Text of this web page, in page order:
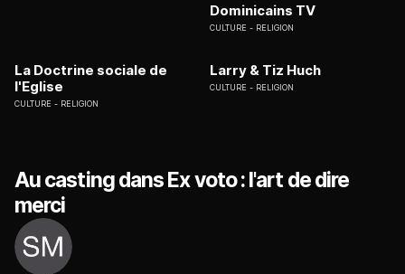
Dominicains TV
CULTURE RELIGION
La Doctrine sociale de
l'Eglise
CULTURE RELIGION
Larry & Tiz Huch
CULTURE RELIGION
Au casting dans Ex voto : l'art de dire
merci